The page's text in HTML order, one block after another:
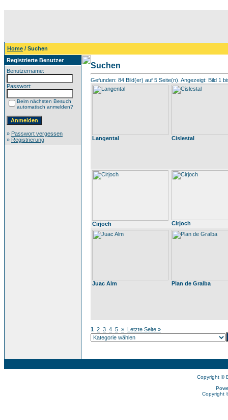
Home / Suchen
Registrierte Benutzer
Benutzername:
Passwort:
Beim nächsten Besuch
automatisch anmelden?
» Passwort vergessen
» Registrierung
Suchen
Gefunden: 84 Bild(er) auf 5 Seite(n). Angezeigt: Bild 1
Langental Cislestal
Cirjoch Cirjoch
Juac Alm Plan de Gralba
1 2 3 4 5 » Letzte Seite »
Copyright ©
Copyright